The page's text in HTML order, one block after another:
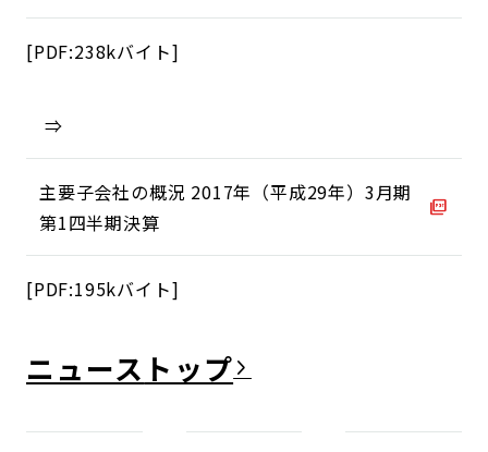
[PDF:238kバイト]
⇒
主要子会社の概況 2017年（平成29年）3月期
第1四半期決算
[PDF:195kバイト]
ニュース